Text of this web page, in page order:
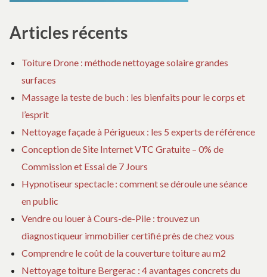
Articles récents
Toiture Drone : méthode nettoyage solaire grandes
surfaces
Massage la teste de buch : les bienfaits pour le corps et
l’esprit
Nettoyage façade à Périgueux : les 5 experts de référence
Conception de Site Internet VTC Gratuite – 0% de
Commission et Essai de 7 Jours
Hypnotiseur spectacle : comment se déroule une séance
en public
Vendre ou louer à Cours-de-Pile : trouvez un
diagnostiqueur immobilier certifié près de chez vous
Comprendre le coût de la couverture toiture au m2
Nettoyage toiture Bergerac : 4 avantages concrets du